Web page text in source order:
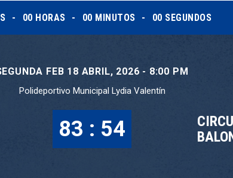
00 HORAS 00 MINUTOS 00 SEGUNDOS
FEB 18 ABRIL, 2026 - 8:00 PM
Polideportivo Municipal Lydia Valentín
83 : 54